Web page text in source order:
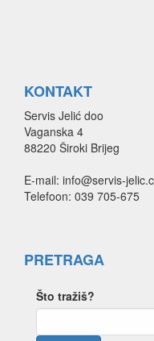
KONTAKT
Servis Jelić doo
Vaganska 4
88220 Široki Brijeg
E-mail: info@servis-
Telefoon: 039 705-675
PRETRAGA
Što tražiš?